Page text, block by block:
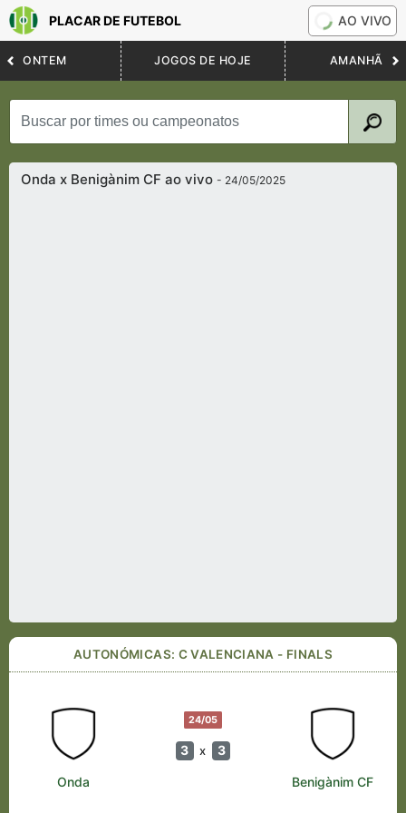
PLACAR DE FUTEBOL AO VIVO
ONTEM JOGOS DE HOJE AMANHÃ
Onda x Benigànim CF ao vivo- 24/05/2025
AUTONÓMICAS: C VALENCIANA - FINALS
24/05
3 x 3
Onda Benigànim CF